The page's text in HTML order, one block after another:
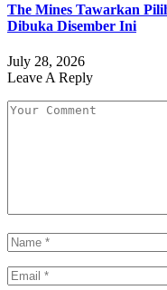
The Mines Tawarkan
Dibuka Disember Ini
July 28, 2026
Leave A Reply